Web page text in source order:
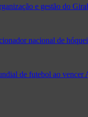
e gestão do
nacional de
de futebol ao vencer